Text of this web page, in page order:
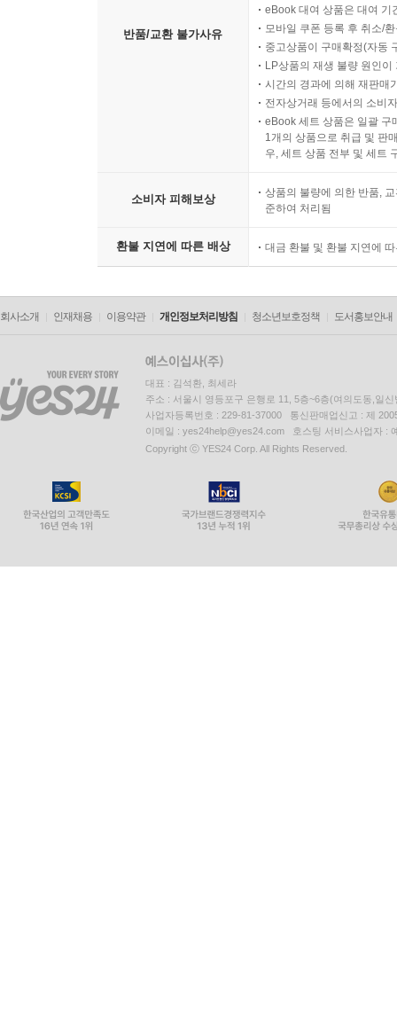
반품/교환 불가사유
eBook 대여 상품은 대여 기
모바일 쿠폰 등록 후 취소/
중고상품이 구매확정(자동
LP상품의 재생 불량 원인
시간의 경과에 의해 재판매
전자상거래 등에서의 소비
eBook 세트 상품은 일괄 구
1개의 상품으로 취급 및 판
우, 세트 상품 전부 및 세트
소비자 피해보상
상품의 불량에 의한 반품,
준하여 처리됨
환불 지연에 따른 배상 대금 환불 및 환불 지연에
회사소개 인재채용 이용약관 개인정보처리방침 청소년보호정책 도서홍보안내
대표 : 김석환, 최세라
주소 : 서울시 영등포구 은행로 11, 5층~6층(여의도동,일신
사업자등록번호 : 229-81-37000 통신판매업신고 : 제
이메일 : yes24help@yes24.com 호스팅 서비스사업자 :
Copyright ⓒ YES24 Corp. All Rights Reserved.